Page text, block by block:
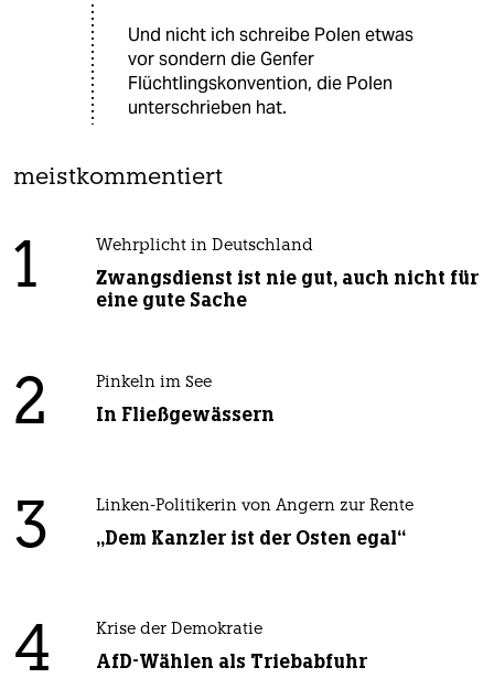
Und nicht ich schreibe Polen etwas
vor sondern die Genfer
Flüchtlingskonvention, die Polen
unterschrieben hat.
meistkommentiert
1 Wehrplicht in Deutschland
Zwangsdienst ist nie gut, auch nicht für
eine gute Sache
2 Pinkeln im See
In Fließgewässern
3 Linken-Politikerin von Angern zur Rente
„Dem Kanzler ist der Osten egal“
4 Krise der Demokratie
AfD-Wählen als Triebabfuhr